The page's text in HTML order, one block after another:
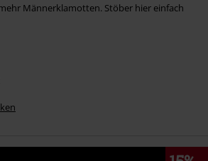
Männerklamotten. Stöber hier einfach